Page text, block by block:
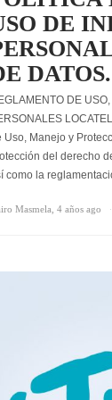
DE
DATOS.
DE
Uso, Manejo y
del derecho
como la
Masmela 4 años ago